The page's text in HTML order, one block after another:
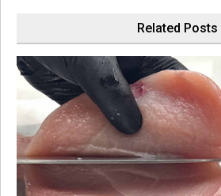
Related Posts